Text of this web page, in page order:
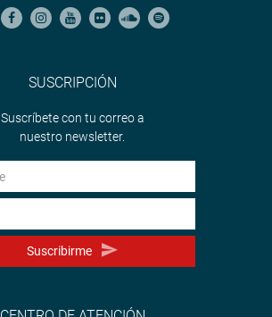
SUSCRIPCIÓN
Suscríbete con tu correo a
nuestro newsletter.
Suscribirme